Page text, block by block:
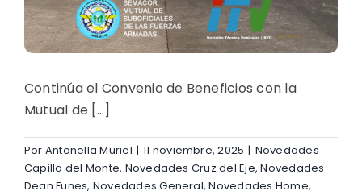
Continúa el Convenio de Beneficios con la
Mutual de [...]
Por Antonella Muriel | 11 noviembre, 2025 | Novedades
Capilla del Monte, Novedades Cruz del Eje,Novedades
Dean Funes, Novedades General,Novedades Home,